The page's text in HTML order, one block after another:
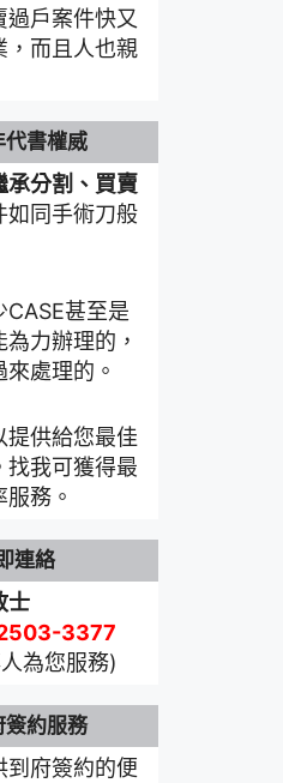
過戶案件快又
，而且人也親
書權威
承分割、買賣
如同手術刀般
甚至是
力辦理的，
處理的。
提供給您最佳
找我可獲得最
務。
連絡
士
3377
為您服務)
簽約服務
到府簽約的便